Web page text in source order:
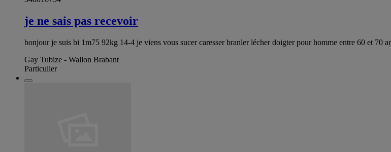
je ne sais pas recevoir
bonjour je suis bi 1m75 92kg 14-4 je viens vous sucer caresser branler lécher doigter pour homme entre 60 et 70
Gay Tubize - Wallon Brabant
Particulier